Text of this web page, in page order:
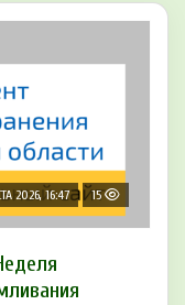
2026, 16:47 15